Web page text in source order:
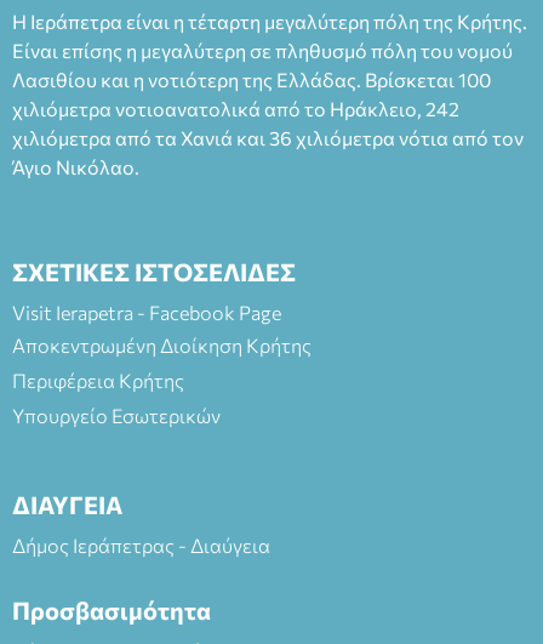
άνω των 65 Προπώληση: Βιβλιοπωλείο Πάπυρος (Πλατεία
Πλαστήρα), E&G Mini market (Δημοκρατίας 39 Ιεράπετρα)
και στο more.com Χώρος: 3ο Γυμνάσιο Ιεράπετρας
(Είσοδος ΕΠΑ.Λ.) Έναρξη 21:15 Οργάνωση: ΚΝΩΣΟΣ
ΘΕΑΤΡΙΚΕΣ ΠΑΡΑΓΩΓΕΣ ΕΕ
Η Ιεράπετρα είναι η τέταρτη μεγαλύτερη πόλη της Κρήτης.
Είναι επίσης η μεγαλύτερη σε πληθυσμό πόλη του νομού
Λασιθίου και η νοτιότερη της Ελλάδας. Βρίσκεται 100
χιλιόμετρα νοτιοανατολικά από το Ηράκλειο, 242
χιλιόμετρα από τα Χανιά και 36 χιλιόμετρα νότια από τον
Άγιο Νικόλαο.
ΣΧΕΤΙΚΕΣ ΙΣΤΟΣΕΛΙΔΕΣ
Visit Ierapetra - Facebook Page
Αποκεντρωμένη Διοίκηση Κρήτης
Περιφέρεια Κρήτης
Υπουργείο Εσωτερικών
ΔΙΑΥΓΕΙΑ
Δήμος Ιεράπετρας - Διαύγεια
Προσβασιμότητα